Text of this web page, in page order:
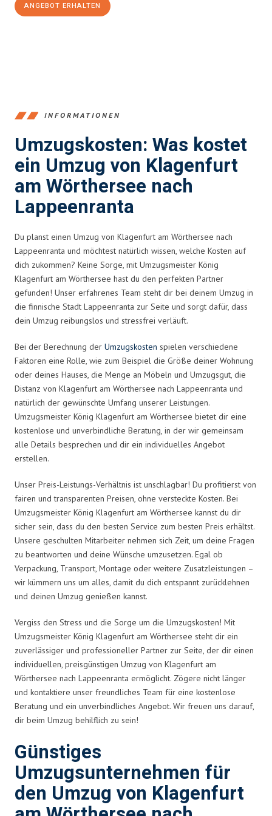
ANGEBOT ERHALTEN
INFORMATIONEN
Umzugskosten: Was kostet
ein Umzug von Klagenfurt
am Wörthersee nach
Lappeenranta
Du planst einen Umzug von Klagenfurt am Wörthersee nach
Lappeenranta und möchtest natürlich wissen, welche Kosten auf
dich zukommen? Keine Sorge, mit Umzugsmeister König
Klagenfurt am Wörthersee hast du den perfekten Partner
gefunden! Unser erfahrenes Team steht dir bei deinem Umzug in
die finnische Stadt Lappeenranta zur Seite und sorgt dafür, dass
dein Umzug reibungslos und stressfrei verläuft.
Bei der Berechnung der Umzugskosten spielen verschiedene
Faktoren eine Rolle, wie zum Beispiel die Größe deiner Wohnung
oder deines Hauses, die Menge an Möbeln und Umzugsgut, die
Distanz von Klagenfurt am Wörthersee nach Lappeenranta und
natürlich der gewünschte Umfang unserer Leistungen.
Umzugsmeister König Klagenfurt am Wörthersee bietet dir eine
kostenlose und unverbindliche Beratung, in der wir gemeinsam
alle Details besprechen und dir ein individuelles Angebot
erstellen.
Unser Preis-Leistungs-Verhältnis ist unschlagbar! Du profitierst von
fairen und transparenten Preisen, ohne versteckte Kosten. Bei
Umzugsmeister König Klagenfurt am Wörthersee kannst du dir
sicher sein, dass du den besten Service zum besten Preis erhältst.
Unsere geschulten Mitarbeiter nehmen sich Zeit, um deine Fragen
zu beantworten und deine Wünsche umzusetzen. Egal ob
Verpackung, Transport, Montage oder weitere Zusatzleistungen –
wir kümmern uns um alles, damit du dich entspannt zurücklehnen
und deinen Umzug genießen kannst.
Vergiss den Stress und die Sorge um die Umzugskosten! Mit
Umzugsmeister König Klagenfurt am Wörthersee steht dir ein
zuverlässiger und professioneller Partner zur Seite, der dir einen
individuellen, preisgünstigen Umzug von Klagenfurt am
Wörthersee nach Lappeenranta ermöglicht. Zögere nicht länger
und kontaktiere unser freundliches Team für eine kostenlose
Beratung und ein unverbindliches Angebot. Wir freuen uns darauf,
dir beim Umzug behilflich zu sein!
Günstiges
Umzugsunternehmen für
den Umzug von Klagenfurt